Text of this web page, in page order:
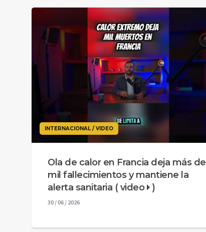
INTERNACIONAL / VIDEO
Ola de calor en Francia deja más de
mil fallecimientos y mantiene la
alerta sanitaria ( video )
30 / 06 / 2026